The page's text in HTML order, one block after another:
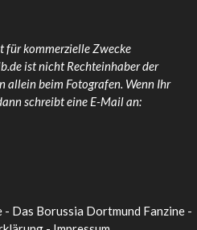
für kommerzielle Zwecke
ist nicht Rechteinhaber der
allein beim Fotografen. Wenn Ihr
schreibt eine E-Mail an:
Das Borussia Dortmund Fanzine -